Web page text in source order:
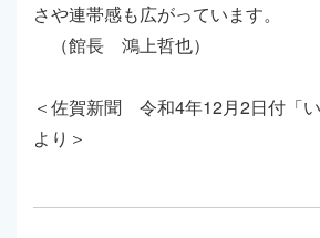
さや連帯感も広がっています。
（館長 鴻上哲也）
＜佐賀新聞 令和4年12月2日付「い
より＞